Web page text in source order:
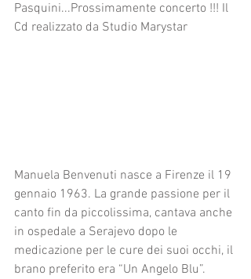
Pasquini...Prossimamente concerto !!! Il
Cd realizzato da Studio Marystar
Manuela Benvenuti nasce a Firenze il 19
gennaio 1963. La grande passione per il
canto fin da piccolissima, cantava anche
in ospedale a Serajevo dopo le
medicazione per le cure dei suoi occhi, il
brano preferito era “Un Angelo Blu”.